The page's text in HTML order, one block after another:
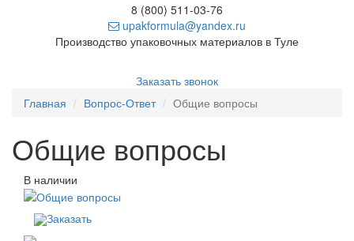
8 (800) 511-03-76
upakformula@yandex.ru
Производство упаковочных материалов в Туле
Заказать звонок
Главная
Вопрос-Ответ Общие вопросы
Общие вопросы
В наличии
Заказать